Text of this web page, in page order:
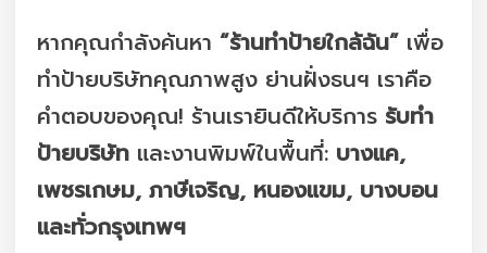
หากคุณกำลังค้นหา “ร้านทำป้ายใกล้ฉัน” เพื่อ
ทำป้ายบริษัทคุณภาพสูง ย่านฝั่งธนฯ เราคือ
คำตอบของคุณ! ร้านเรายินดีให้บริการ รับทำ
ป้ายบริษัท และงานพิมพ์ในพื้นที่: บางแค,
เพชรเกษม, ภาษีเจริญ, หนองแขม, บางบอน
และทั่วกรุงเทพฯ